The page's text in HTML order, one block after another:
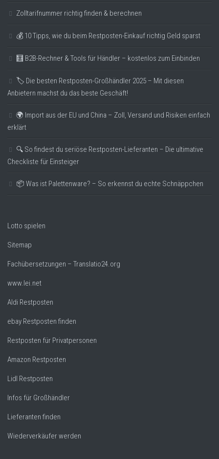
Zolltarifnummer richtig finden & berechnen
💰 10 Tipps, wie du beim Restposten-Einkauf richtig Geld sparst
🧮 B2B-Rechner & Tools für Händler – kostenlos zum Einbinden
🏷️ Die besten Restposten-Großhändler 2025 – Mit diesen
Anbietern machst du das beste Geschäft!
🌍 Import aus der EU und China – Zoll, Versand und Risiken einfach
erklärt
🔍 So findest du seriöse Restposten-Lieferanten – Die ultimative
Checkliste für Einsteiger
📦 Was ist Palettenware? – So erkennst du echte Schnäppchen
Lotto spielen
Sitemap
Fachübersetzungen – Translatio24.org
www.lei.net
Aldi Restposten
ebay Restposten finden
Restposten für Privatpersonen
Amazon Restposten
Lidl Restposten
Infos für Großhändler
Lieferanten finden
Wiederverkäufer werden